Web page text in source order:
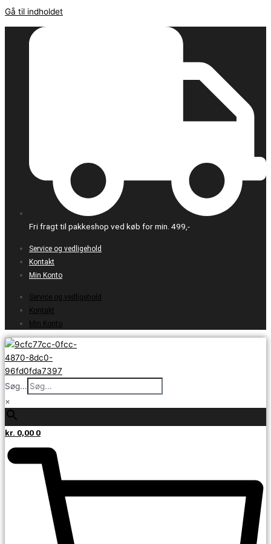
Gå til indholdet
Fri fragt til pakkeshop ved køb for min. 499,-
Service og vedligehold
Kontakt
Min Konto
Service og vedligehold
Kontakt
Min Konto
Søg...
×
kr. 0,00 0